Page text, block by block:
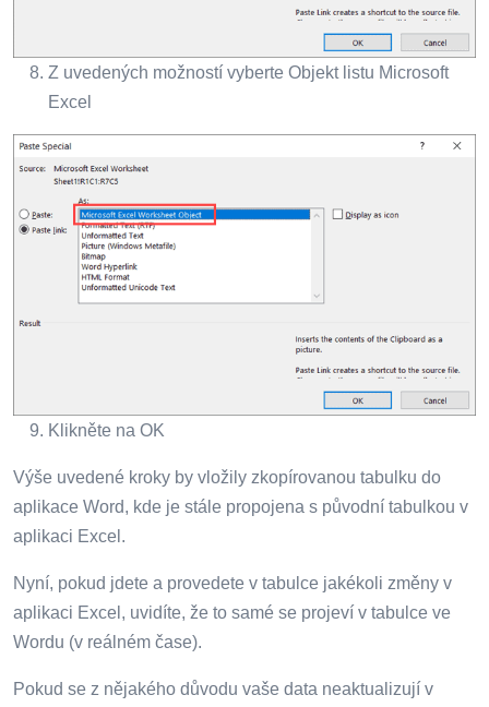
Z uvedených možností vyberte Objekt listu Microsoft
Excel
Klikněte na OK
Výše uvedené kroky by vložily zkopírovanou tabulku do
aplikace Word, kde je stále propojena s původní tabulkou v
aplikaci Excel.
Nyní, pokud jdete a provedete v tabulce jakékoli změny v
aplikaci Excel, uvidíte, že to samé se projeví v tabulce ve
Wordu (v reálném čase).
Pokud se z nějakého důvodu vaše data neaktualizují v